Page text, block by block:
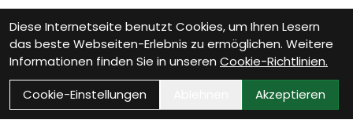
Diese Internetseite benutzt Cookies, um Ihren Lesern
das beste Webseiten-Erlebnis zu ermöglichen. Weitere
Informationen finden Sie in unseren Cookie-Richtlinien.
Cookie-Einstellungen
Akzeptieren